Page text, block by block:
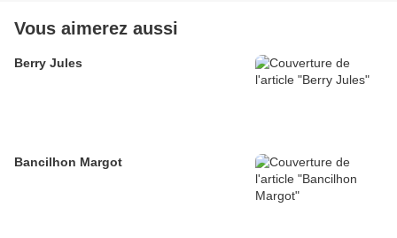
Vous aimerez aussi
Berry Jules
Bancilhon Margot